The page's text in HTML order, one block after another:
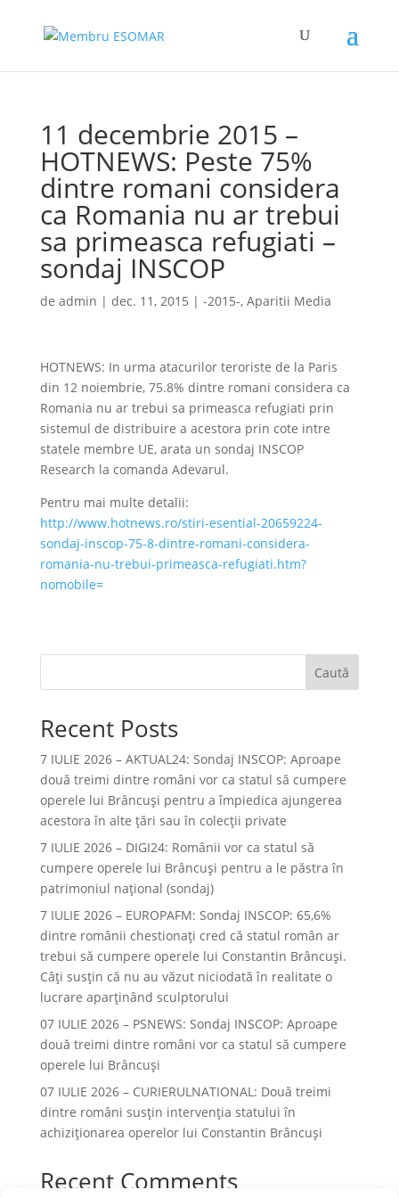
11 decembrie 2015 –
HOTNEWS: Peste 75%
dintre romani considera
ca Romania nu ar trebui
sa primeasca refugiati –
sondaj INSCOP
de admin | dec. 11, 2015 | -2015-, Aparitii Media
HOTNEWS: ​In urma atacurilor teroriste de la Paris
din 12 noiembrie, 75.8% dintre romani considera ca
Romania nu ar trebui sa primeasca refugiati prin
sistemul de distribuire a acestora prin cote intre
statele membre UE, arata un sondaj INSCOP
Research la comanda Adevarul.
Pentru mai multe detalii:
http://www.hotnews.ro/stiri-esential-20659224-
sondaj-inscop-75-8-dintre-romani-considera-
romania-nu-trebui-primeasca-refugiati.htm?
nomobile=
Caută
Recent Posts
7 IULIE 2026 – AKTUAL24: Sondaj INSCOP: Aproape
două treimi dintre români vor ca statul să cumpere
operele lui Brâncuşi pentru a împiedica ajungerea
acestora în alte ţări sau în colecţii private
7 IULIE 2026 – DIGI24: Românii vor ca statul să
cumpere operele lui Brâncuși pentru a le păstra în
patrimoniul național (sondaj)
7 IULIE 2026 – EUROPAFM: Sondaj INSCOP: 65,6%
dintre românii chestionați cred că statul român ar
trebui să cumpere operele lui Constantin Brâncuși.
Câți susțin că nu au văzut niciodată în realitate o
lucrare aparținând sculptorului
07 IULIE 2026 – PSNEWS: Sondaj INSCOP: Aproape
două treimi dintre români vor ca statul să cumpere
operele lui Brâncuși
07 IULIE 2026 – CURIERULNATIONAL: Două treimi
dintre români susțin intervenția statului în
achiziționarea operelor lui Constantin Brâncuși
Recent Comments